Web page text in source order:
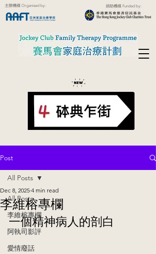
主辦機構 Organised by: 捐助機構 Funded by:
Post
All Posts
李維榕專欄
阿執司影評
愛情廢話
All Posts
李維榕專欄
Dec 8, 2025 4 min read
一個精神病人的剖白